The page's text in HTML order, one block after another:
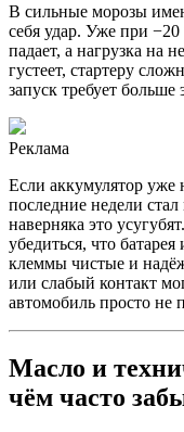
В сильные морозы
себя удар. Уже при −20
падает, а нагрузка на
густеет, стартеру
запуск требует больше
Реклама
Если аккумулятор уже
последние недели
наверняка это
убедиться, что
клеммы чистые и
или слабый контакт
автомобиль просто не
Масло и
чём часто